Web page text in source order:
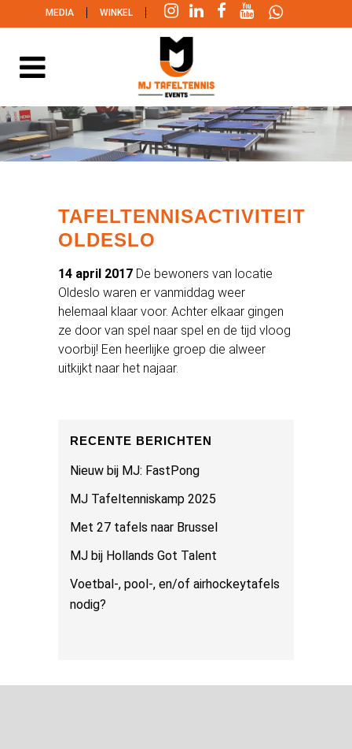
MEDIA | WINKEL |
TAFELTENNISACTIVITEIT
OLDESLO
14 april 2017 De bewoners van locatie
Oldeslo waren er vanmiddag weer
helemaal klaar voor. Achter elkaar gingen
ze door van spel naar spel en de tijd vloog
voorbij! Een heerlijke groep die alweer
uitkijkt naar het najaar.
RECENTE BERICHTEN
Nieuw bij MJ: FastPong
MJ Tafeltenniskamp 2025
Met 27 tafels naar Brussel
MJ bij Hollands Got Talent
Voetbal-, pool-, en/of airhockeytafels
nodig?